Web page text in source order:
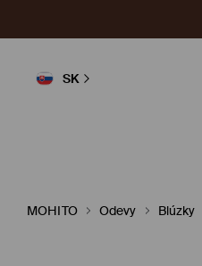
SK
MOHITO Odevy Blúzky